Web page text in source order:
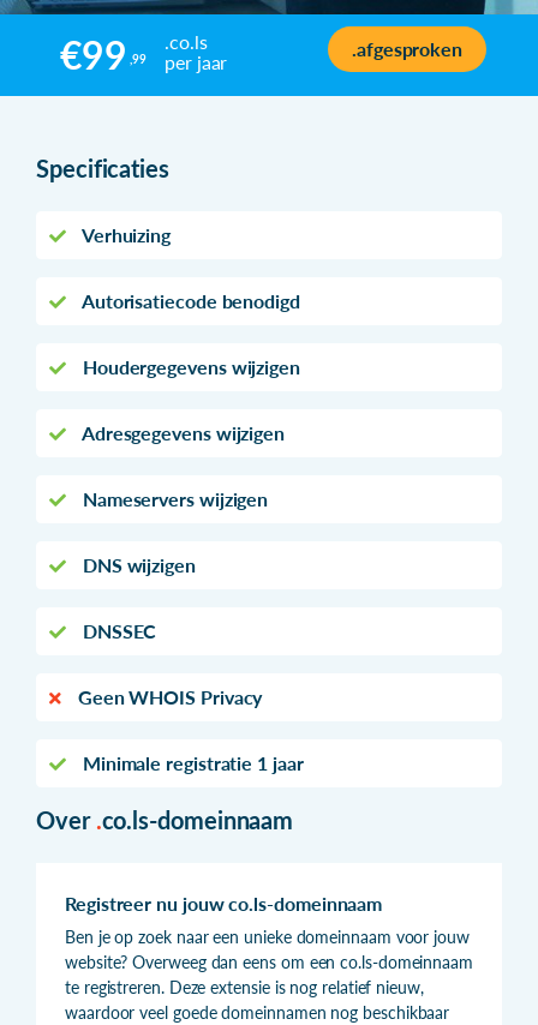
€99 ,99
.co.ls
per jaar
.afgesproken
Specificaties
Verhuizing
Autorisatiecode benodigd
Houdergegevens wijzigen
Adresgegevens wijzigen
Nameservers wijzigen
DNS wijzigen
DNSSEC
Geen WHOIS Privacy
Minimale registratie 1 jaar
Over .co.ls-domeinnaam
Registreer nu jouw co.ls-domeinnaam
Ben je op zoek naar een unieke domeinnaam voor jouw
website? Overweeg dan eens om een co.ls-domeinnaam
te registreren. Deze extensie is nog relatief nieuw,
waardoor veel goede domeinnamen nog beschikbaar